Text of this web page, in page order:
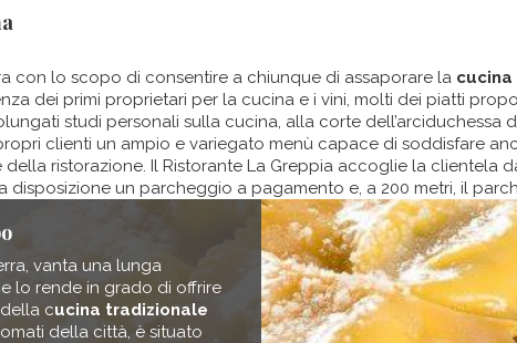
con lo scopo di consentire a chiunque di assaporare la cucina
dei primi proprietari per la cucina e i vini, molti dei piatti
studi personali sulla cucina, alla corte dell’arciduchessa
clienti un ampio e variegato menù capace di soddisfare
ristorazione. Il Ristorante La Greppia accoglie la clientela
a disposizione un parcheggio a pagamento e, a 200 metri, il
vanta una lunga
lo rende in grado di offrire
cucina tradizionale
della città, è situato